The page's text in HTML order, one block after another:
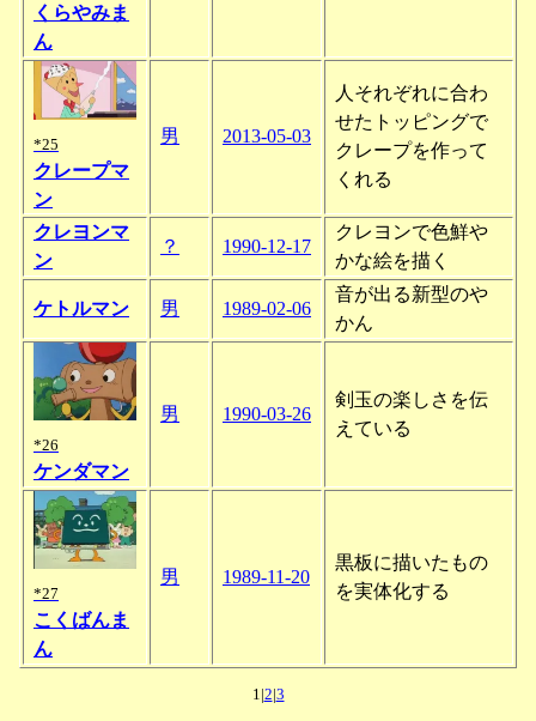
くらやみま
ん
*25
クレープマ
ン
男 2013-05-03
人それぞれに合わ
せたトッピングで
クレープを作って
くれる
クレヨンマ
ン
？ 1990-12-17
クレヨンで色鮮や
かな絵を描く
ケトルマン 男 1989-02-06
音が出る新型のや
かん
*26
ケンダマン
男 1990-03-26
剣玉の楽しさを伝
えている
*27
こくばんま
ん
男 1989-11-20
黒板に描いたもの
を実体化する
1| 2 3